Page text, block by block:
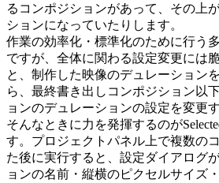
るコンポジションがあって、その上
ションになっていたりします。
作業の効率化・標準化のために行う
ですが、全体に関わる設定変更には
と、制作した映像のデュレーション
ら、最終書き出しコンポジション以
ョンのデュレーションの設定を変更
そんなときに力を発揮するのが
す。プロジェクトパネル上で複数の
た後に実行すると、設定ダイアログ
ョンの名前・縦横のピクセルサイズ